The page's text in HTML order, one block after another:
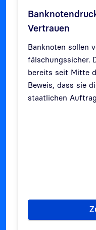
Zurück
in die Digitalisierung
Vertrauen
Banknoten sollen
fälschungssicher.
bereits seit Mitte
Beweis, dass sie
staatlichen